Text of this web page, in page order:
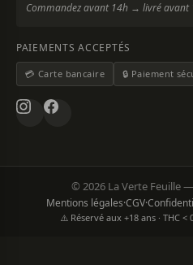
Commandez avant 14h → livré avant
PAIEMENTS ACCEPTÉS
💳 Carte bancaire 🔒 Paiement
© 2026 La Verte Feuille
Mentions légales·CGV·
⚠️ Réservé aux +18 ans · THC